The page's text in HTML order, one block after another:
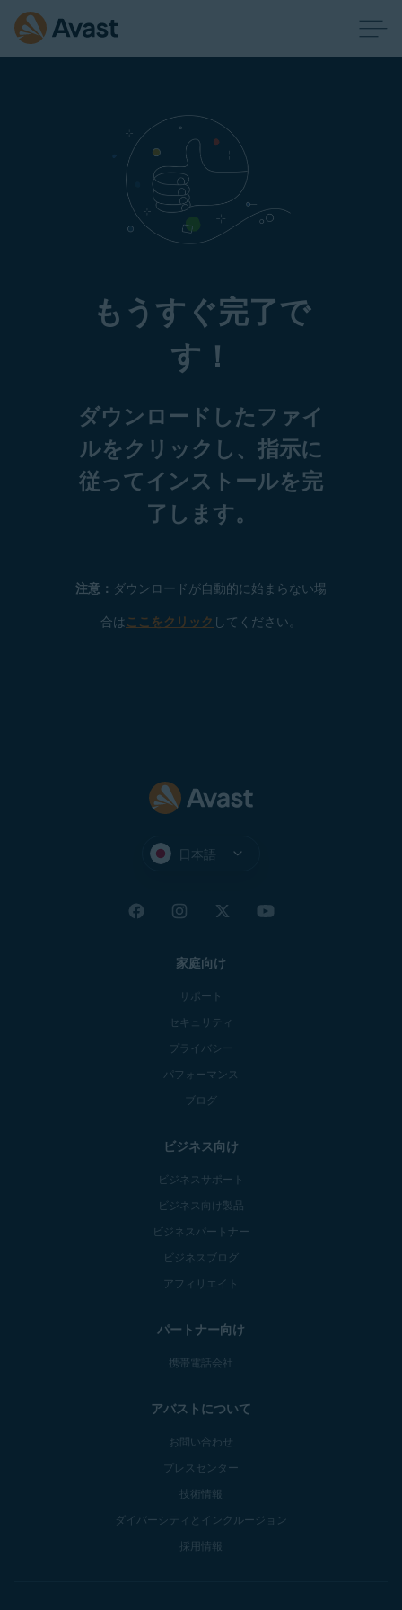
もうすぐ完了で
す！
ダウンロードしたファイ
ルをクリックし、指示に
従ってインストールを完
了します。
注意： ダウンロードが自動的に始まらない場
合は ここをクリック してください。
日本語
家庭向け
サポート
セキュリティ
プライバシー
パフォーマンス
ブログ
ビジネス向け
ビジネスサポート
ビジネス向け製品
ビジネスパートナー
ビジネスブログ
アフィリエイト
パートナー向け
携帯電話会社
アバストについて
お問い合わせ
プレスセンター
技術情報
ダイバーシティとインクルージョン
採用情報